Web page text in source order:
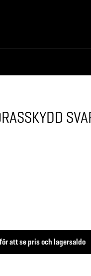
att se pris och lagersaldo